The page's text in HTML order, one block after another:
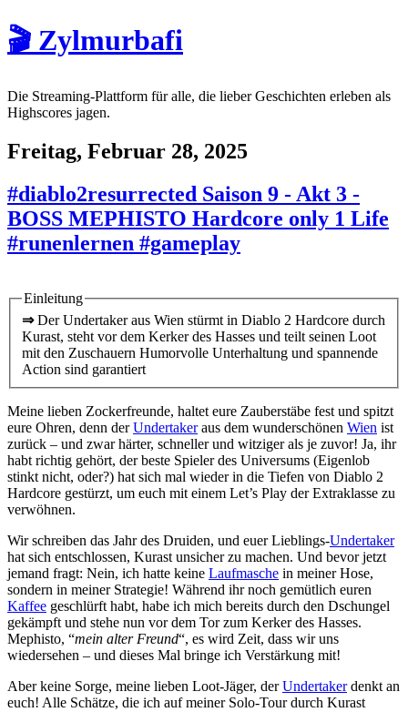
🎬 Zylmurbafi
Die Streaming-Plattform für alle, die lieber Geschichten erleben als
Highscores jagen.
Freitag, Februar 28, 2025
#diablo2resurrected Saison 9 - Akt 3 -
BOSS MEPHISTO Hardcore only 1 Life
#runenlernen #gameplay
Einleitung
⇒Der Undertaker aus Wien stürmt in Diablo 2 Hardcore durch
Kurast, steht vor dem Kerker des Hasses und teilt seinen Loot
mit den Zuschauern Humorvolle Unterhaltung und spannende
Action sind garantiert
Meine lieben Zockerfreunde, haltet eure Zauberstäbe fest und spitzt
eure Ohren, denn derUndertakeraus dem wunderschönen Wien ist
zurück – und zwar härter, schneller und witziger als je zuvor! Ja, ihr
habt richtig gehört, der beste Spieler des Universums (Eigenlob
stinkt nicht, oder?) hat sich mal wieder in die Tiefen von Diablo 2
Hardcore gestürzt, um euch mit einem Let’s Play der Extraklasse zu
verwöhnen.
Wir schreiben das Jahr des Druiden, und euer Lieblings-Undertaker
hat sich entschlossen, Kurast unsicher zu machen. Und bevor jetzt
jemand fragt: Nein, ich hatte keine Laufmasche in meiner Hose,
sondern in meiner Strategie! Während ihr noch gemütlich euren
Kaffee geschlürft habt, habe ich mich bereits durch den Dschungel
gekämpft und stehe nun vor dem Tor zum Kerker des Hasses.
Mephisto, “mein alter Freund“, es wird Zeit, dass wir uns
wiedersehen – und dieses Mal bringe ich Verstärkung mit!
Aber keine Sorge, meine lieben Loot-Jäger, derUndertakerdenkt an
euch! Alle Schätze, die ich auf meiner Solo-Tour durch Kurast